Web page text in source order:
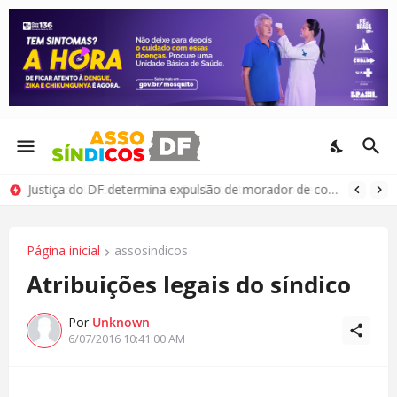
Justiça do DF determina expulsão de morador de condomínio por comportamento antissocial
Página inicial assosindicos
Atribuições legais do síndico
Por Unknown
6/07/2016 10:41:00 AM